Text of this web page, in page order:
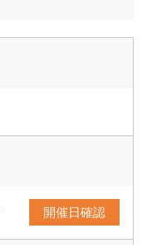
開催日確認